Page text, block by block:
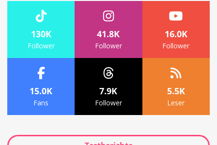
130K
Follower
41.8K
Follower
16.0K
Follower
15.0K
Fans
7.9K
Follower
5.5K
Leser